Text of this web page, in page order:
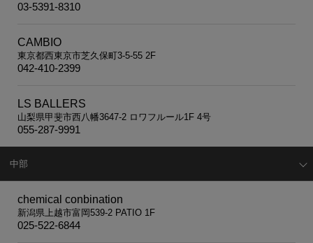
03-5391-8310
CAMBIO
東京都西東京市芝久保町3-5-55 2F
042-410-2399
LS BALLERS
山梨県甲斐市西八幡3647-2 ロワフルール1F 4号
055-287-9991
中部
chemical conbination
新潟県上越市富岡539-2 PATIO 1F
025-522-6844